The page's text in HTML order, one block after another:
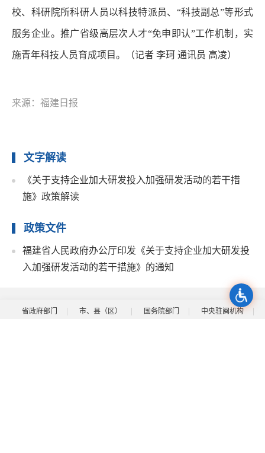
校、科研院所科研人员以科技特派员、“科技副总”等形式
服务企业。推广省级高层次人才“免申即认”工作机制，实
施青年科技人员育成项目。 （记者 李珂 通讯员 高凌）
来源：福建日报
文字解读
《关于支持企业加大研发投入加强研发活动的若干措
施》政策解读
政策文件
福建省人民政府办公厅印发《关于支持企业加大研发投
入加强研发活动的若干措施》的通知
省政府部门 市、县（区） 国务院部门
中央驻闽机构